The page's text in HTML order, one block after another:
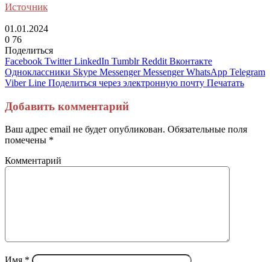
Источник
01.01.2024
0 76
Поделиться
Facebook Twitter LinkedIn Tumblr Reddit Вконтакте
Одноклассники Skype Messenger Messenger WhatsApp Telegram
Viber Line Поделиться через электронную почту Печатать
Добавить комментарий
Ваш адрес email не будет опубликован. Обязательные поля
помечены *
Комментарий